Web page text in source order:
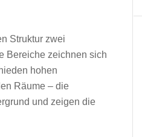
Struktur zwei
Bereiche zeichnen sich
hohen
Räume – die
und zeigen die